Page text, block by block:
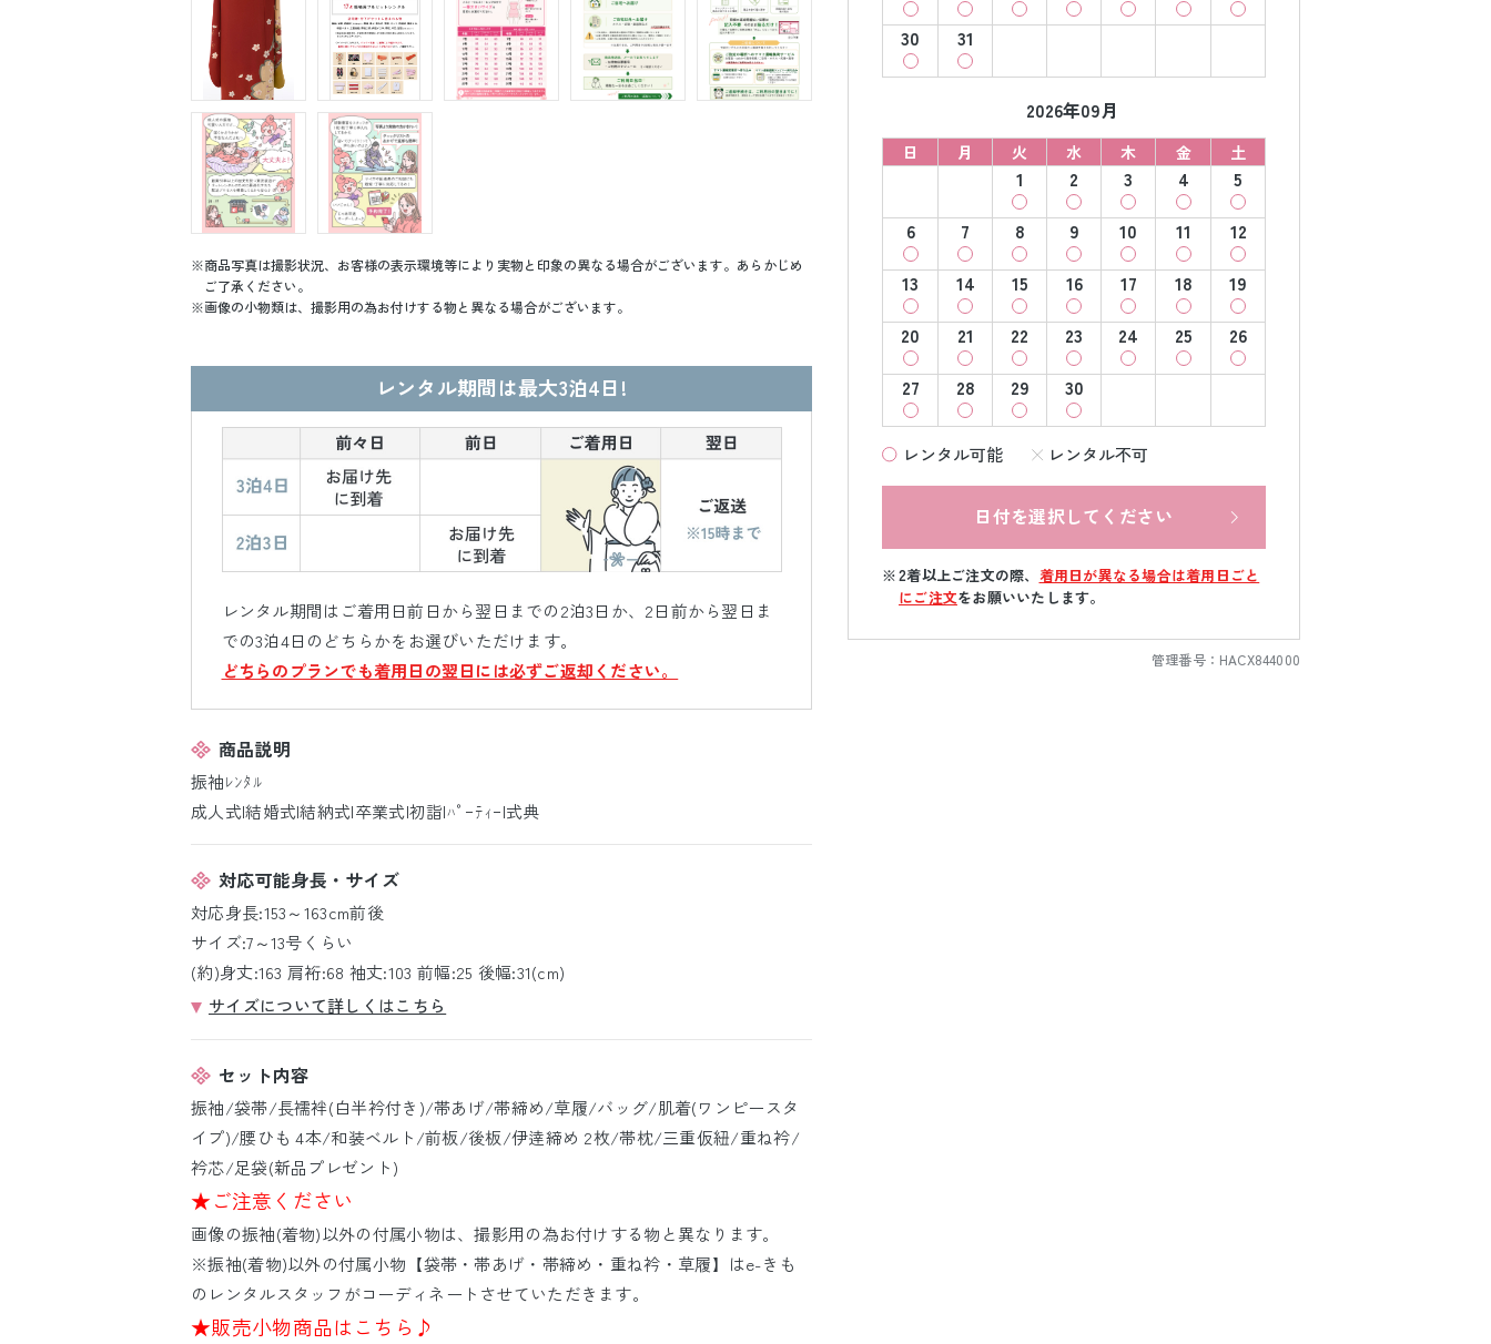
30
31
2026年09月
日 月 火 水 木 金 土
1 2 3 4
5
6
7 8 9 10 11
12
13
14 15 16 17 18
19
20
21 22 23 24 25
26
27
28 29 30
レンタル可能 レンタル不可
日付を選択してください
2着以上ご注文の際、 着用日が異なる場合は着用日ごと
にご注文をお願いいたします。
管理番号： HACX844000
商品写真は撮影状況、お客様の表示環境等により実物と印象の異なる場合がございます。あらかじめ
ご了承ください。
画像の小物類は、撮影用の為お付けする物と異なる場合がございます。
レンタル期間は最大3泊4日!
レンタル期間はご着用日前日から翌日までの2泊3日か、2日前から翌日ま
での3泊4日のどちらかをお選びいただけます。
どちらのプランでも着用日の翌日には必ずご返却ください。
商品説明
振袖ﾚﾝﾀﾙ
成人式|結婚式|結納式|卒業式|初詣|ﾊﾟｰﾃｨｰ|式典
対応可能身長・サイズ
対応身長:153～163cm前後
サイズ:7～13号くらい
(約)身丈:163 肩裄:68 袖丈:103 前幅:25 後幅:31(cm)
サイズについて詳しくはこちら
セット内容
振袖/袋帯/長襦袢(白半衿付き)/帯あげ/帯締め/草履/バッグ/肌着(ワンピースタ
イプ)/腰ひも 4本/和装ベルト/前板/後板/伊逹締め 2枚/帯枕/三重仮紐/重ね衿/
衿芯/足袋(新品プレゼント)
★ご注意ください
画像の振袖(着物)以外の付属小物は、撮影用の為お付けする物と異なります。
※振袖(着物)以外の付属小物【袋帯・帯あげ・帯締め・重ね衿・草履】はe-きも
のレンタルスタッフがコーディネートさせていただきます。
★販売小物商品はこちら♪